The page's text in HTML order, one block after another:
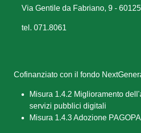
Via Gentile da Fabriano, 9 -
tel. 071.8061
Cofinanziato con il fondo
Misura 1.4.2 Miglioramento
servizi pubblici digitali
Misura 1.4.3 Adozione PAGOPA